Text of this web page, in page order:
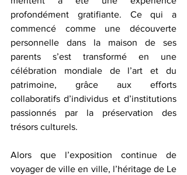
profondément gratifiante. Ce qui a
commencé comme une découverte
personnelle dans la maison de ses
parents s’est transformé en une
célébration mondiale de l’art et du
patrimoine, grâce aux efforts
collaboratifs d’individus et d’institutions
passionnés par la préservation des
trésors culturels.
Alors que l’exposition continue de
voyager de ville en ville, l’héritage de Le